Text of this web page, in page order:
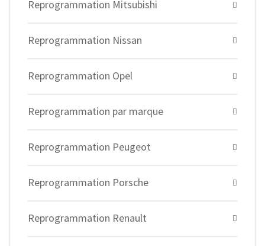
Reprogrammation Mitsubishi
Reprogrammation Nissan
Reprogrammation Opel
Reprogrammation par marque
Reprogrammation Peugeot
Reprogrammation Porsche
Reprogrammation Renault